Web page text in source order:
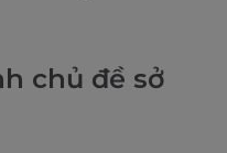
chủ đề sở